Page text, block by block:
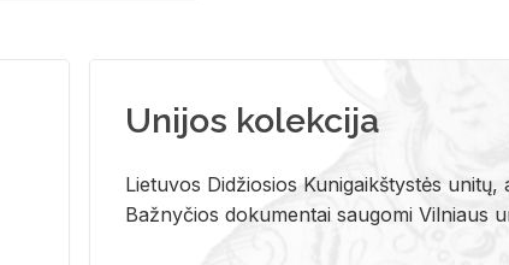
Unijos kolekcija
Lietuvos Didžiosios Kunigaikštystės
Bažnyčios dokumentai saugomi Vilniaus